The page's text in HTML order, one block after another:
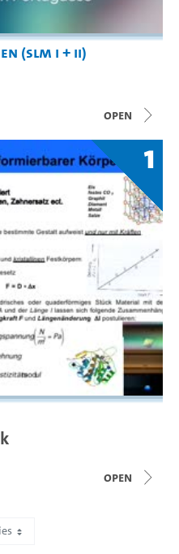
(SLM I + II)
open
1
open